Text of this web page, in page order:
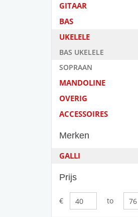
GITAAR
BAS
UKELELE
BAS UKELELE
SOPRAAN
MANDOLINE
OVERIG
ACCESSOIRES
Merken
GALLI
Prijs
€ to